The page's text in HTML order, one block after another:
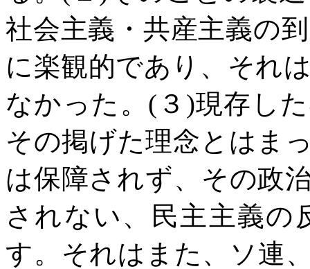
社会主義・共産主義の
に楽観的であり、それ
なかった。 ( ３ )現存し
その掲げた理念とはま
は保障されず、その政
されない、民主主義の
す。それはまた、ソ連